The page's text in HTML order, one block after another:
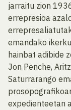
jarraitu zion
errepresioa
emandako
hainbat adibide
Jon Penche,
Saturrarango
expedienteetan